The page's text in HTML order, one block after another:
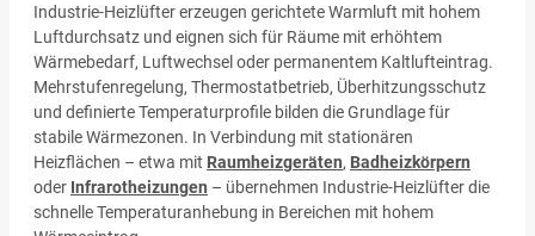
Industrie-Heizlüfter erzeugen gerichtete Warmluft mit hohem
Luftdurchsatz und eignen sich für Räume mit erhöhtem
Wärmebedarf, Luftwechsel oder permanentem Kaltlufteintrag.
Mehrstufenregelung, Thermostatbetrieb, Überhitzungsschutz
und definierte Temperaturprofile bilden die Grundlage für
stabile Wärmezonen. In Verbindung mit stationären
Heizflächen – etwa mit Raumheizgeräten, Badheizkörpern
oder Infrarotheizungen – übernehmen Industrie-Heizlüfter die
schnelle Temperaturanhebung in Bereichen mit hohem